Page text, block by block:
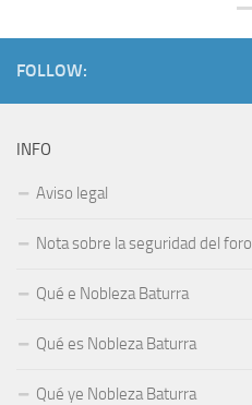
FOLLOW:
INFO
Aviso legal
Nota sobre la seguridad del foro
Qué e Nobleza Baturra
Qué es Nobleza Baturra
Qué ye Nobleza Baturra